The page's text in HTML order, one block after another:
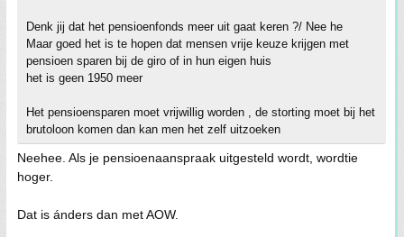
Denk jij dat het pensioenfonds meer uit gaat keren ?/ Nee he
Maar goed het is te hopen dat mensen vrije keuze krijgen met
pensioen sparen bij de giro of in hun eigen huis
het is geen 1950 meer
Het pensioensparen moet vrijwillig worden , de storting moet bij het
brutoloon komen dan kan men het zelf uitzoeken
Neehee. Als je pensioenaanspraak uitgesteld wordt, wordtie
hoger.
Dat is ánders dan met AOW.